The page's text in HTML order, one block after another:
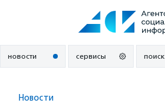
новости сервисы поиск
Новости